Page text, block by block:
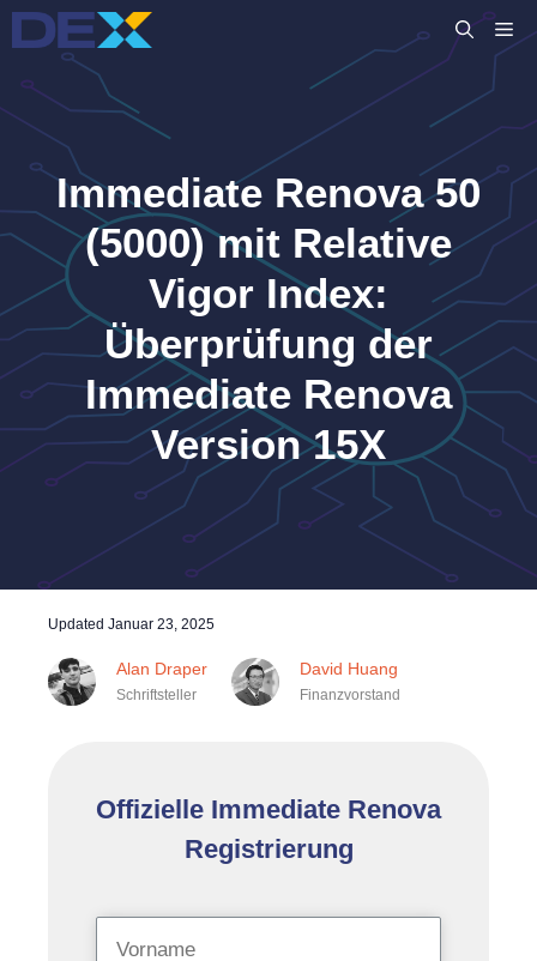
Zum
Inhalt
Immediate Renova 50
(5000) mit Relative
Vigor Index:
Überprüfung der
Immediate Renova
Version 15X
Updated Januar 23, 2025
Alan Draper
Schriftsteller
David Huang
Finanzvorstand
Offizielle Immediate Renova
Registrierung